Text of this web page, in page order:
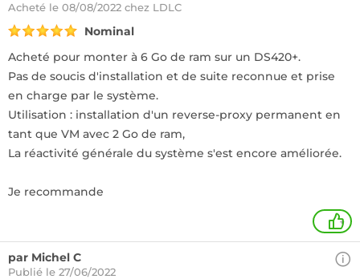
Acheté le 08/08/2022 chez LDLC
Nominal
Acheté pour monter à 6 Go de ram sur un DS420+.
Pas de soucis d'installation et de suite reconnue et prise
en charge par le système.
Utilisation : installation d'un reverse-proxy permanent en
tant que VM avec 2 Go de ram,
La réactivité générale du système s'est encore améliorée.
Je recommande
+
par Michel C
Publié le 27/06/2022